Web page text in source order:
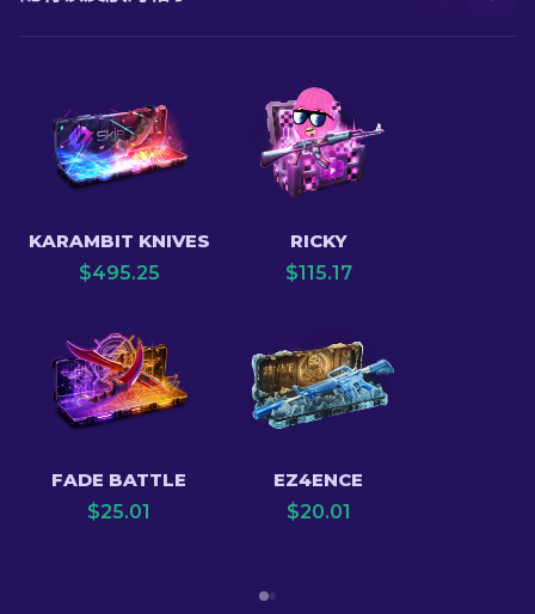
KARAMBIT KNIVES
$495.25
RICKY
$115.17
FADE BATTLE
$25.01
EZ4ENCE
$20.01